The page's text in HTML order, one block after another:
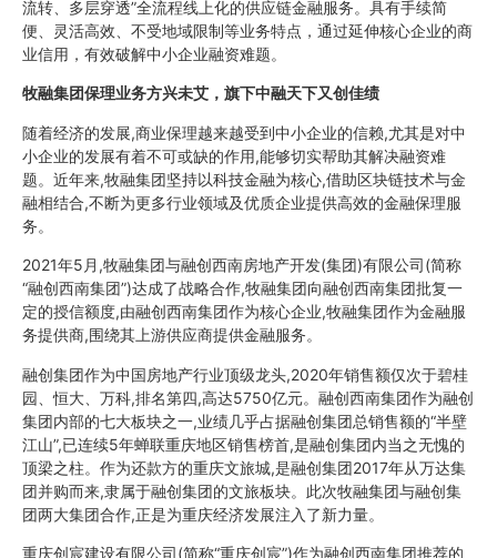
流转、多层穿透”全流程线上化的供应链金融服务。具有手续简
便、灵活高效、不受地域限制等业务特点，通过延伸核心企业的商
业信用，有效破解中小企业融资难题。
牧融集团保理业务方兴未艾，旗下中融天下又创佳绩
随着经济的发展,商业保理越来越受到中小企业的信赖,尤其是对中
小企业的发展有着不可或缺的作用,能够切实帮助其解决融资难
题。近年来,牧融集团坚持以科技金融为核心,借助区块链技术与金
融相结合,不断为更多行业领域及优质企业提供高效的金融保理服
务。
2021年5月,牧融集团与融创西南房地产开发(集团)有限公司(简称
“融创西南集团”)达成了战略合作,牧融集团向融创西南集团批复一
定的授信额度,由融创西南集团作为核心企业,牧融集团作为金融服
务提供商,围绕其上游供应商提供金融服务。
融创集团作为中国房地产行业顶级龙头,2020年销售额仅次于碧桂
园、恒大、万科,排名第四,高达5750亿元。融创西南集团作为融创
集团内部的七大板块之一,业绩几乎占据融创集团总销售额的“半壁
江山”,已连续5年蝉联重庆地区销售榜首,是融创集团内当之无愧的
顶梁之柱。作为还款方的重庆文旅城,是融创集团2017年从万达集
团并购而来,隶属于融创集团的文旅板块。此次牧融集团与融创集
团两大集团合作,正是为重庆经济发展注入了新力量。
重庆创宸建设有限公司(简称“重庆创宸”)作为融创西南集团推荐的